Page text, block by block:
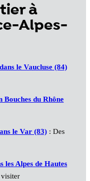
à
Alpes-
le Vaucluse (84)
Bouches du Rhône
le Var (83): Des
les Alpes de Hautes